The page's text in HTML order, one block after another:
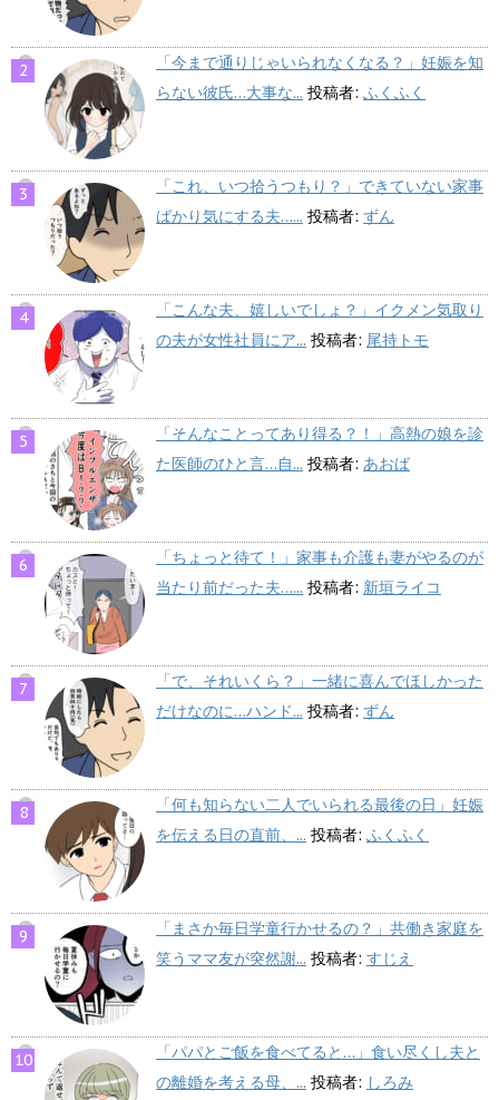
「今まで通りじゃいられなくなる？」妊娠を知
らない彼氏…大事な... 投稿者: ふくふく
「これ、いつ拾うつもり？」できていない家事
ばかり気にする夫…... 投稿者: ずん
「こんな夫、嬉しいでしょ？」イクメン気取り
の夫が女性社員にア... 投稿者: 尾持トモ
「そんなことってあり得る？！」高熱の娘を診
た医師のひと言…自... 投稿者: あおば
「ちょっと待て！」家事も介護も妻がやるのが
当たり前だった夫…... 投稿者: 新垣ライコ
「で、それいくら？」一緒に喜んでほしかった
だけなのに…ハンド... 投稿者: ずん
「何も知らない二人でいられる最後の日」妊娠
を伝える日の直前、... 投稿者: ふくふく
「まさか毎日学童行かせるの？」共働き家庭を
笑うママ友が突然謝... 投稿者: すじえ
「パパとご飯を食べてると…」食い尽くし夫と
の離婚を考える母、... 投稿者: しろみ